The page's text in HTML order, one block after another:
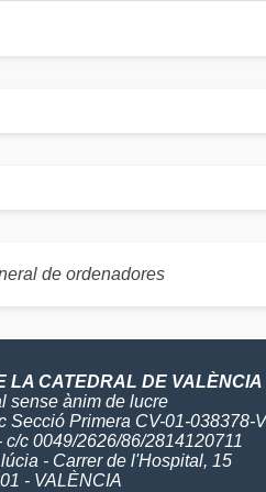
de ordenadores
LA CATEDRAL DE VALÈNCIA
sense ànim de lucre
Secció Primera CV-01-038378-V
c/c 0049/2626/86/2814120711
- Carrer de l'Hospital, 15
- VALÈNCIA